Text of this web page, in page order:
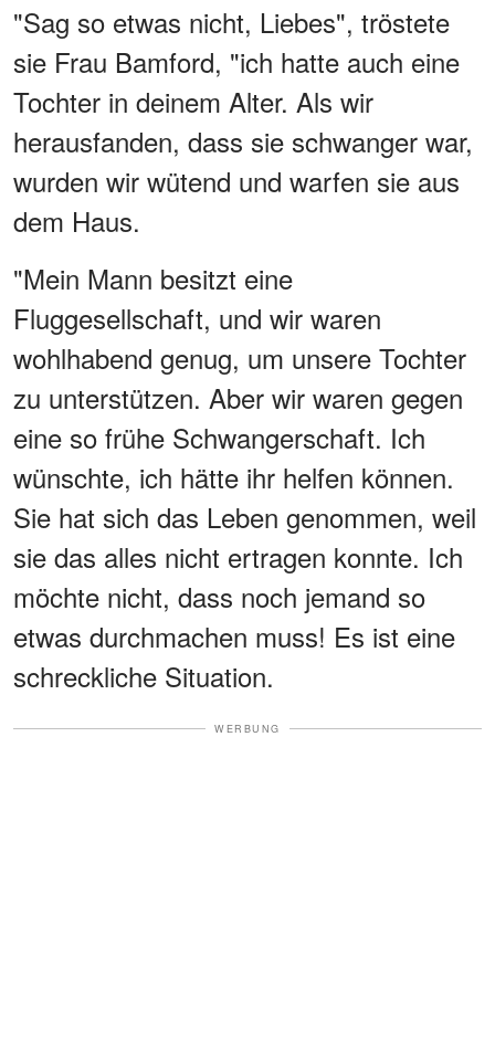
"Sag so etwas nicht, Liebes", tröstete
sie Frau Bamford, "ich hatte auch eine
Tochter in deinem Alter. Als wir
herausfanden, dass sie schwanger war,
wurden wir wütend und warfen sie aus
dem Haus.
"Mein Mann besitzt eine
Fluggesellschaft, und wir waren
wohlhabend genug, um unsere Tochter
zu unterstützen. Aber wir waren gegen
eine so frühe Schwangerschaft. Ich
wünschte, ich hätte ihr helfen können.
Sie hat sich das Leben genommen, weil
sie das alles nicht ertragen konnte. Ich
möchte nicht, dass noch jemand so
etwas durchmachen muss! Es ist eine
schreckliche Situation.
WERBUNG